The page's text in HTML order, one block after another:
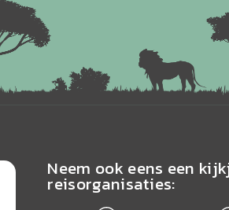
Neem ook eens een
reisorganisaties: